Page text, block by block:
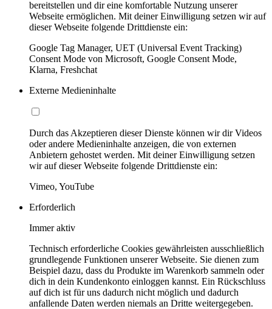
bereitstellen und dir eine komfortable Nutzung unserer
Webseite ermöglichen. Mit deiner Einwilligung setzen wir auf
dieser Webseite folgende Drittdienste ein:
Google Tag Manager, UET (Universal Event Tracking)
Consent Mode von Microsoft, Google Consent Mode,
Klarna, Freshchat
Externe Medieninhalte
Durch das Akzeptieren dieser Dienste können wir dir Videos
oder andere Medieninhalte anzeigen, die von externen
Anbietern gehostet werden. Mit deiner Einwilligung setzen
wir auf dieser Webseite folgende Drittdienste ein:
Vimeo, YouTube
Erforderlich
Immer aktiv
Technisch erforderliche Cookies gewährleisten ausschließlich
grundlegende Funktionen unserer Webseite. Sie dienen zum
Beispiel dazu, dass du Produkte im Warenkorb sammeln oder
dich in dein Kundenkonto einloggen kannst. Ein Rückschluss
auf dich ist für uns dadurch nicht möglich und dadurch
anfallende Daten werden niemals an Dritte weitergegeben.